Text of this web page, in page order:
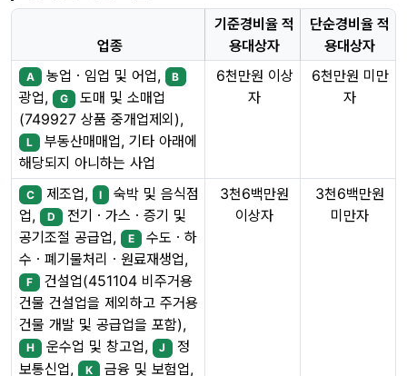
업종
기준경비율 적
용대상자
단순경비율 적
용대상자
A 농업ㆍ임업 및 어업, B
광업, G 도매 및 소매업
(749927 상품 중개업제외),
L 부동산매매업, 기타 아래에
해당되지 아니하는 사업
6천만원 이상
자
6천만원 미만
자
C 제조업, I
숙박 및 음식점
업,
D 전기ㆍ가스ㆍ증기 및
공기조절 공급업,
E 수도ㆍ하
수ㆍ폐기물처리ㆍ원료재생업,
F 건설업(451104 비주거용
건물 건설업을 제외하고 주거용
건물 개발 및 공급업을 포함),
H 운수업 및 창고업, J
정
보통신업,
K 금융 및 보험업,
3천6백만원
이상자
3천6백만원
미만자